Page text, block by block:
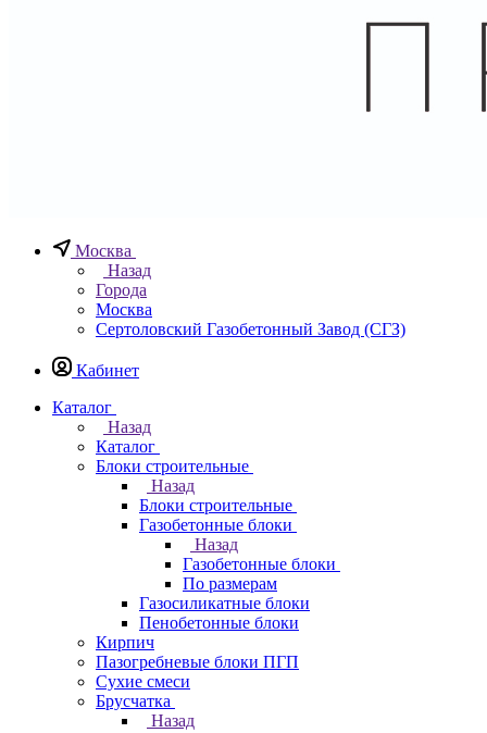
Москва
Назад
Города
Москва
Сертоловский Газобетонный Завод (СГЗ)
Кабинет
Каталог
Назад
Каталог
Блоки строительные
Назад
Блоки строительные
Газобетонные блоки
Назад
Газобетонные блоки
По размерам
Газосиликатные блоки
Пенобетонные блоки
Кирпич
Пазогребневые блоки ПГП
Сухие смеси
Брусчатка
Назад